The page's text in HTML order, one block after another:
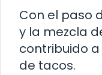
Con el paso
y la mezcla
contribuido
de tacos.